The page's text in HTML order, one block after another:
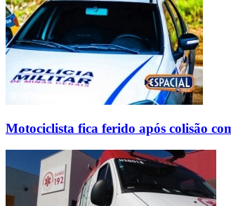
Motociclista fica ferido após colisão